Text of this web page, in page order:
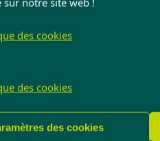
des cookies
des cookies
des cookies
?
à caractère